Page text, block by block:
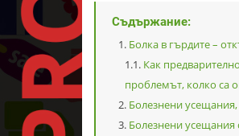
Съдържание:
Болка в гърдите –
Как
проблемът, колко са
Болезнени
Болезнени